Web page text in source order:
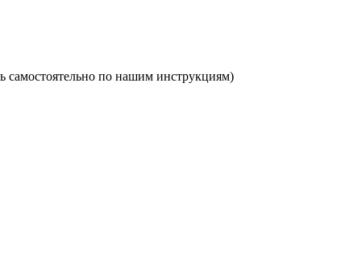
самостоятельно по нашим инструкциям)